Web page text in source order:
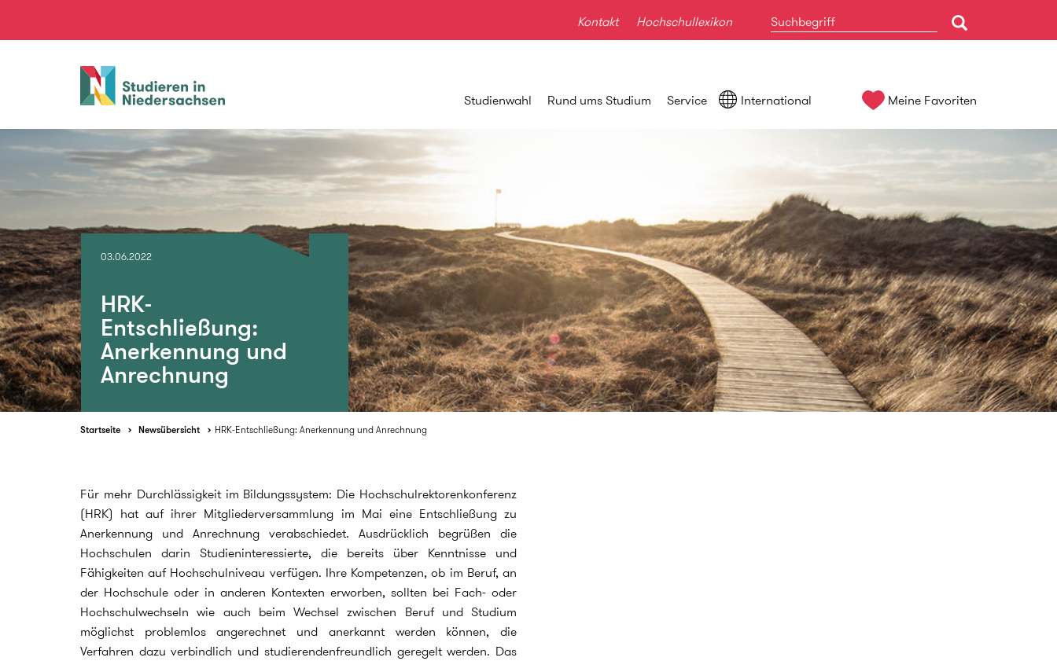
Kontakt Hochschullexikon
Studieren
in
Studienwahl Rund ums Studium Service International Meine Favoriten
03.06.2022
HRK-
Entschließung:
Anerkennung und
Anrechnung
Startseite Newsübersicht HRK-Entschließung: Anerkennung und Anrechnung
Für mehr Durchlässigkeit im Bildungssystem: Die Hochschulrektorenkonferenz
(HRK) hat auf ihrer Mitgliederversammlung im Mai eine Entschließung zu
Anerkennung und Anrechnung verabschiedet. Ausdrücklich begrüßen die
Hochschulen darin Studieninteressierte, die bereits über Kenntnisse und
Fähigkeiten auf Hochschulniveau verfügen. Ihre Kompetenzen, ob im Beruf, an
der Hochschule oder in anderen Kontexten erworben, sollten bei Fach- oder
Hochschulwechseln wie auch beim Wechsel zwischen Beruf und Studium
möglichst problemlos angerechnet und anerkannt werden können, die
Verfahren dazu verbindlich und studierendenfreundlich geregelt werden. Das